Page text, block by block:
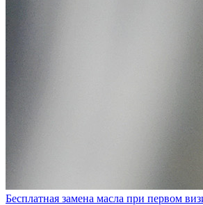
Бесплатная замена масла при первом